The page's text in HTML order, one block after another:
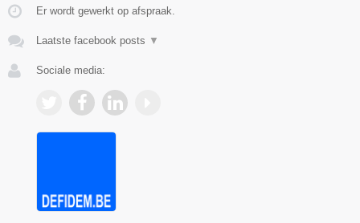
Er wordt gewerkt op afspraak.
Laatste facebook posts ▼
Sociale media: